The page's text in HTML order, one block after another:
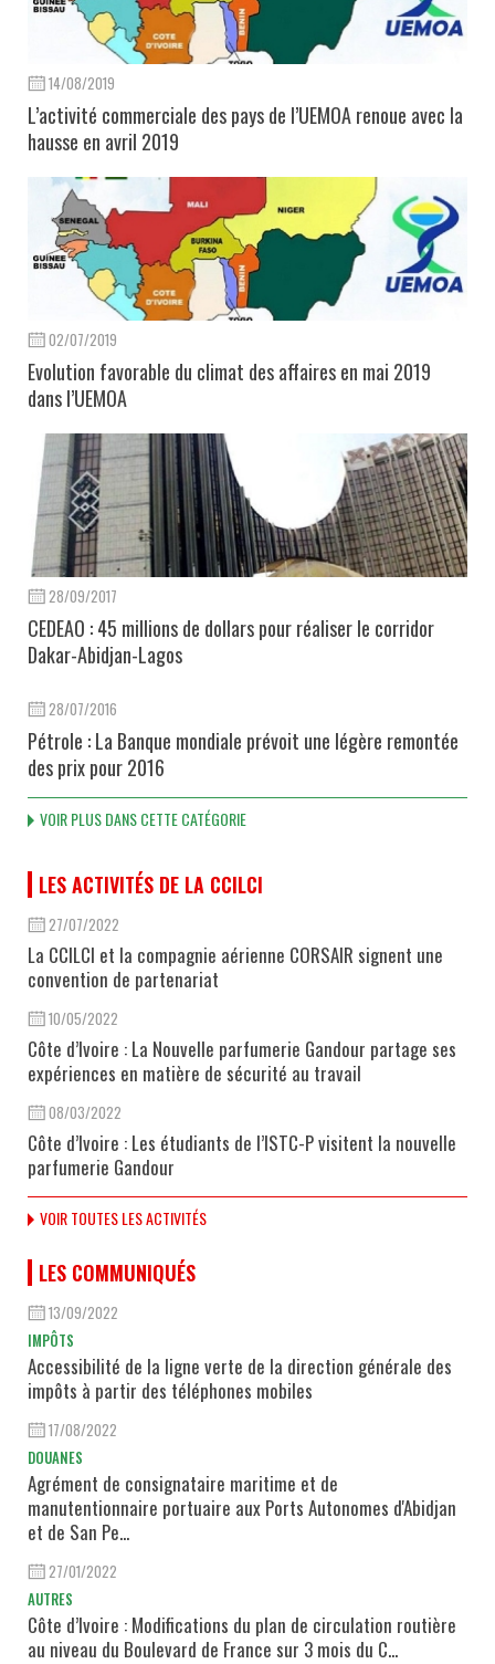
14/08/2019
L’activité commerciale des pays de l’UEMOA renoue avec la
hausse en avril 2019
02/07/2019
Evolution favorable du climat des affaires en mai 2019
dans l’UEMOA
28/09/2017
CEDEAO : 45 millions de dollars pour réaliser le corridor
Dakar-Abidjan-Lagos
28/07/2016
Pétrole : La Banque mondiale prévoit une légère remontée
des prix pour 2016
VOIR PLUS DANS CETTE CATÉGORIE
LES ACTIVITÉS DE LA CCILCI
27/07/2022
La CCILCI et la compagnie aérienne CORSAIR signent une
convention de partenariat
10/05/2022
Côte d’Ivoire : La Nouvelle parfumerie Gandour partage ses
expériences en matière de sécurité au travail
08/03/2022
Côte d’Ivoire : Les étudiants de l’ISTC-P visitent la nouvelle
parfumerie Gandour
VOIR TOUTES LES ACTIVITÉS
LES COMMUNIQUÉS
13/09/2022
IMPÔTS
Accessibilité de la ligne verte de la direction générale des
impôts à partir des téléphones mobiles
17/08/2022
DOUANES
Agrément de consignataire maritime et de
manutentionnaire portuaire aux Ports Autonomes d'Abidjan
et de San Pe...
27/01/2022
AUTRES
Côte d’Ivoire : Modifications du plan de circulation routière
au niveau du Boulevard de France sur 3 mois du C...